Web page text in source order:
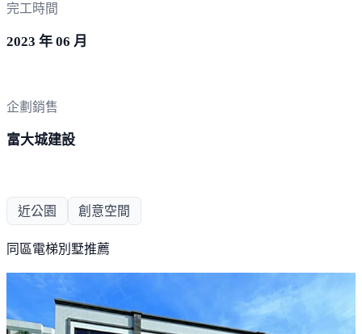
完工時間
2023 年 06 月
企劃銷售
富大城建設
近公園 創意空間
同區電梯別墅推薦